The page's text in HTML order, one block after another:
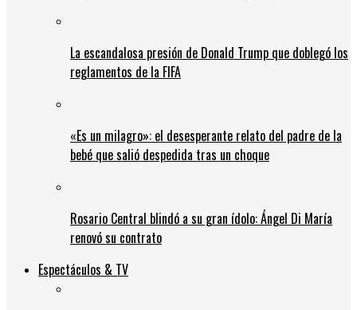
La escandalosa presión de Donald Trump que doblegó los
reglamentos de la FIFA
«Es un milagro»: el desesperante relato del padre de la
bebé que salió despedida tras un choque
Rosario Central blindó a su gran ídolo: Ángel Di María
renovó su contrato
Espectáculos & TV